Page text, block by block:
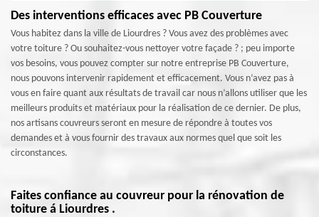
Des interventions efficaces avec PB Couverture
Vous habitez dans la ville de Liourdres ? Vous avez des problèmes avec
votre toiture ? Ou souhaitez-vous nettoyer votre façade ? ; peu importe
vos besoins, vous pouvez compter sur notre entreprise PB Couverture,
nous pouvons intervenir rapidement et efficacement. Vous n’avez pas à
vous en faire quant aux résultats de travail car nous n’allons utiliser que les
meilleurs produits et matériaux pour la réalisation de ce dernier. De plus,
nos artisans couvreurs seront en mesure de répondre à toutes vos
demandes et à vous fournir des travaux aux normes quel que soit les
circonstances.
Faites confiance au couvreur pour la rénovation de
toiture á Liourdres .